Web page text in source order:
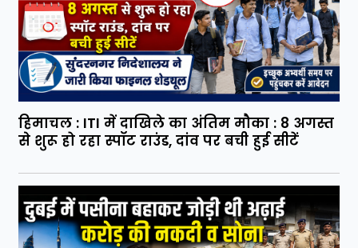
हिमाचल : ITI में दाखिले का अंतिम मौका : 8 अगस्त
से शुरू हो रहा स्पॉट राउंड, दांव पर बची हुई सीटें